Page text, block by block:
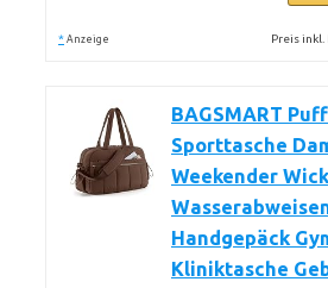
* Anzeige Preis inkl.
BAGSMART
Sporttasche
Weekender
Handgepäck
Kliniktasche